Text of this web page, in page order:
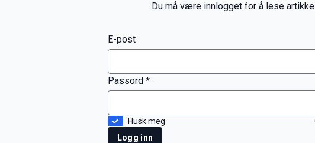
Du må være innlogget for å lese
E-post
Passord *
Husk meg
Logg inn